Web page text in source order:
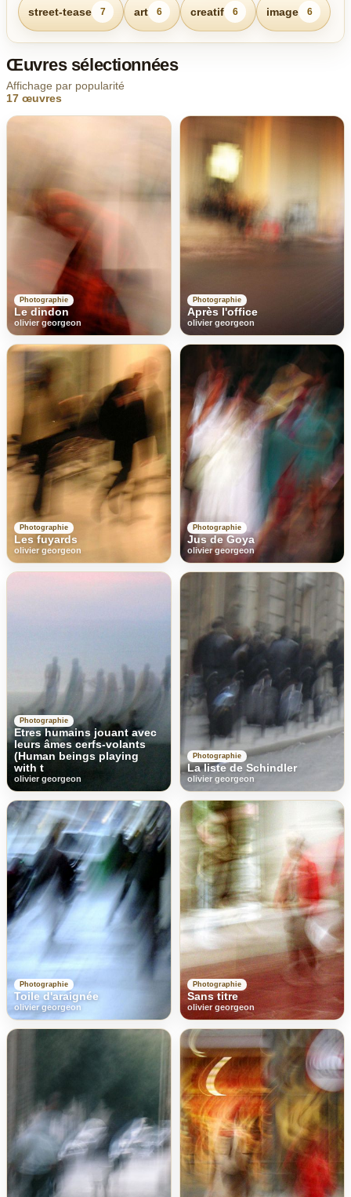
street-tease 7 art 6 creatif 6 image 6
Œuvres sélectionnées
Affichage par popularité
17 œuvres
Photographie
Le dindon
olivier georgeon
Photographie
Après l'office
olivier georgeon
Photographie
Les fuyards
olivier georgeon
Photographie
Jus de Goya
olivier georgeon
Photographie
Etres humains jouant avec
leurs âmes cerfs-volants
(Human beings playing
with t
olivier georgeon
Photographie
La liste de Schindler
olivier georgeon
Photographie
Toile d'araignée
olivier georgeon
Photographie
Sans titre
olivier georgeon